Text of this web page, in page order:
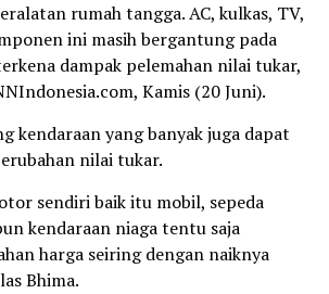
rumah tangga. AC, kulkas, TV,
ini masih bergantung pada
dampak pelemahan nilai tukar,
Kamis (20 Juni).
kendaraan yang banyak juga dapat
nilai tukar.
sendiri baik itu mobil, sepeda
kendaraan niaga tentu saja
harga seiring dengan naiknya
Bhima.